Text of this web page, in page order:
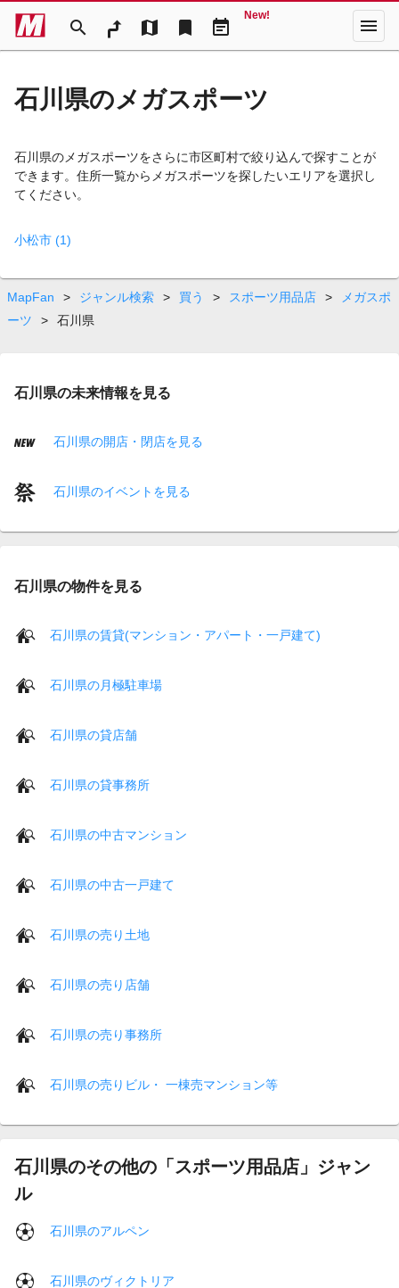
search map bookmark event_note
New! menu
石川県のメガスポーツ
石川県のメガスポーツをさらに市区町村で絞り込んで探すことが
できます。住所一覧からメガスポーツを探したいエリアを選択し
てください。
小松市 (1)
MapFan > ジャンル検索 > 買う > スポーツ用品店 >
メガスポ
ーツ
> 石川県
石川県の未来情報を見る
石川県の開店・閉店を見る
石川県のイベントを見る
石川県の物件を見る
石川県の賃貸(マンション・アパート・一戸建て)
石川県の月極駐車場
石川県の貸店舗
石川県の貸事務所
石川県の中古マンション
石川県の中古一戸建て
石川県の売り土地
石川県の売り店舗
石川県の売り事務所
石川県の売りビル・ 一棟売マンション等
石川県のその他の「スポーツ用品店」ジャン
ル
石川県のアルペン
石川県のヴィクトリア